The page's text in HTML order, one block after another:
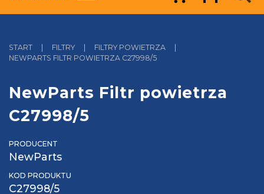
START | FILTRY | FILTRY POWIETRZA
|
NEWPARTS FILTR POWIETRZA C27998/5
NewParts Filtr powietrza
C27998/5
PRODUCENT
NewParts
KOD PRODUKTU
C27998/5